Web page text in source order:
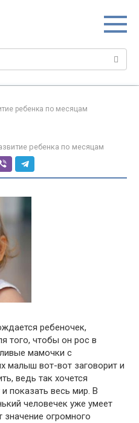
ребенка по месяцам
ребенка по месяцам
ребеночек,
того, чтобы он рос в
мамочки с
малыш вот-вот заговорит и
ведь так хочется
показать весь мир. В
человечек уже умеет
огромного